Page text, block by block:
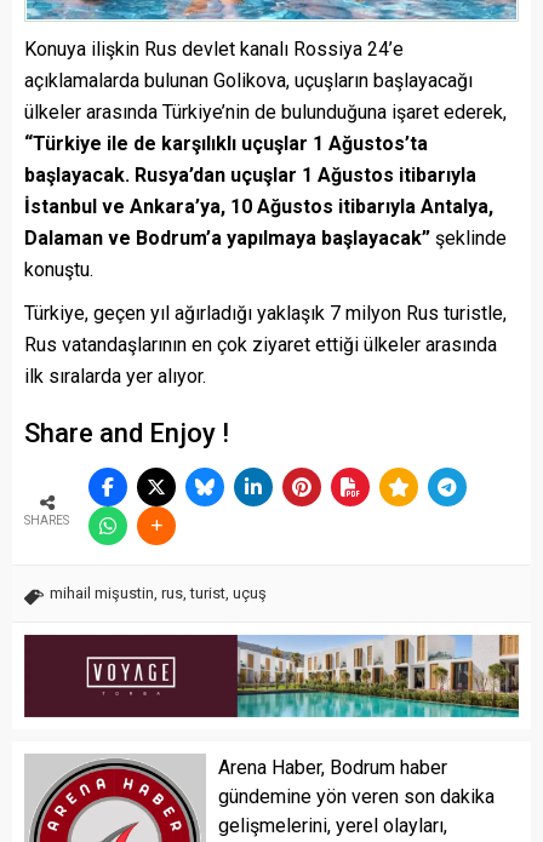
Konuya ilişkin Rus devlet kanalı Rossiya 24’e
açıklamalarda bulunan Golikova, uçuşların başlayacağı
ülkeler arasında Türkiye’nin de bulunduğuna işaret ederek,
“Türkiye ile de karşılıklı uçuşlar 1 Ağustos’ta
başlayacak. Rusya’dan uçuşlar 1 Ağustos itibarıyla
İstanbul ve Ankara’ya, 10 Ağustos itibarıyla Antalya,
Dalaman ve Bodrum’a yapılmaya başlayacak” şeklinde
konuştu.
Türkiye, geçen yıl ağırladığı yaklaşık 7 milyon Rus turistle,
Rus vatandaşlarının en çok ziyaret ettiği ülkeler arasında
ilk sıralarda yer alıyor.
Share and Enjoy !
SHARES
mihail mişustin, rus,turist, uçuş
Arena Haber, Bodrum haber
gündemine yön veren son dakika
gelişmelerini, yerel olayları,